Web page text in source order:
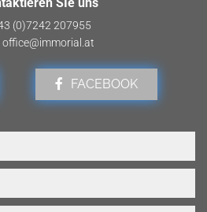
(0)7242 207955
office@immorial.at
FACEBOOK